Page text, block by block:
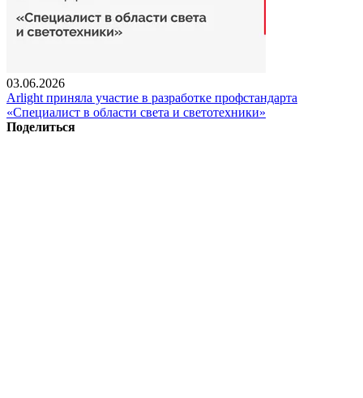
03.06.2026
Arlight приняла участие в разработке профстандарта
«Специалист в области света и светотехники»
Поделиться